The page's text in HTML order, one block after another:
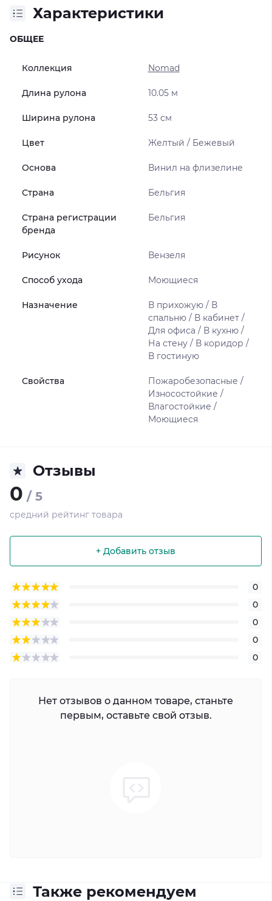
Характеристики
ОБЩЕЕ
Коллекция Nomad
Длина рулона 10.05 м
Ширина рулона 53 см
Цвет Желтый / Бежевый
Основа Винил на флизелине
Страна Бельгия
Страна регистрации
бренда
Бельгия
Рисунок Вензеля
Способ ухода Моющиеся
Назначение
В прихожую / В
спальню / В кабинет /
Для офиса / В кухню /
На стену / В коридор /
В гостиную
Свойства
Пожаробезопасные /
Износостойкие /
Влагостойкие /
Моющиеся
Отзывы
0 / 5
средний рейтинг товара
+ Добавить отзыв
0
0
0
0
0
Нет отзывов о данном товаре, станьте
первым, оставьте свой отзыв.
Также рекомендуем